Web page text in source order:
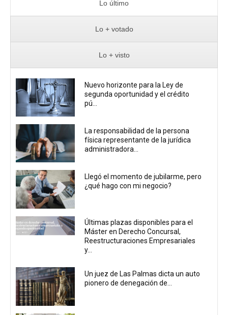
Lo último
Lo + votado
Lo + visto
Nuevo horizonte para la Ley de
segunda oportunidad y el crédito
pú...
La responsabilidad de la persona
física representante de la jurídica
administradora...
Llegó el momento de jubilarme, pero
¿qué hago con mi negocio?
Últimas plazas disponibles para el
Máster en Derecho Concursal,
Reestructuraciones Empresariales
y...
Un juez de Las Palmas dicta un auto
pionero de denegación de...